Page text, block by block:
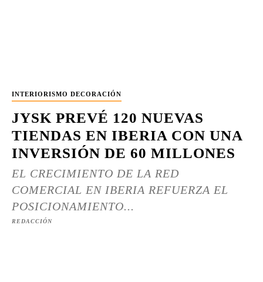
INTERIORISMO DECORACIÓN
JYSK PREVÉ 120 NUEVAS
TIENDAS EN IBERIA CON UNA
INVERSIÓN DE 60 MILLONES
EL CRECIMIENTO DE LA RED
COMERCIAL EN IBERIA REFUERZA EL
POSICIONAMIENTO...
REDACCIÓN